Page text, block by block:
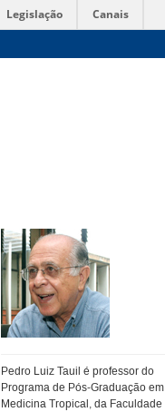
Legislação Canais
Pedro Luiz Tauil é professor do
Programa de Pós-Graduação em
Medicina Tropical, da Faculdade